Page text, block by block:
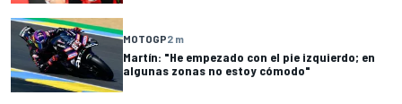
MOTOGP2 m
Martín: "He empezado con el pie izquierdo; en
algunas zonas no estoy cómodo"